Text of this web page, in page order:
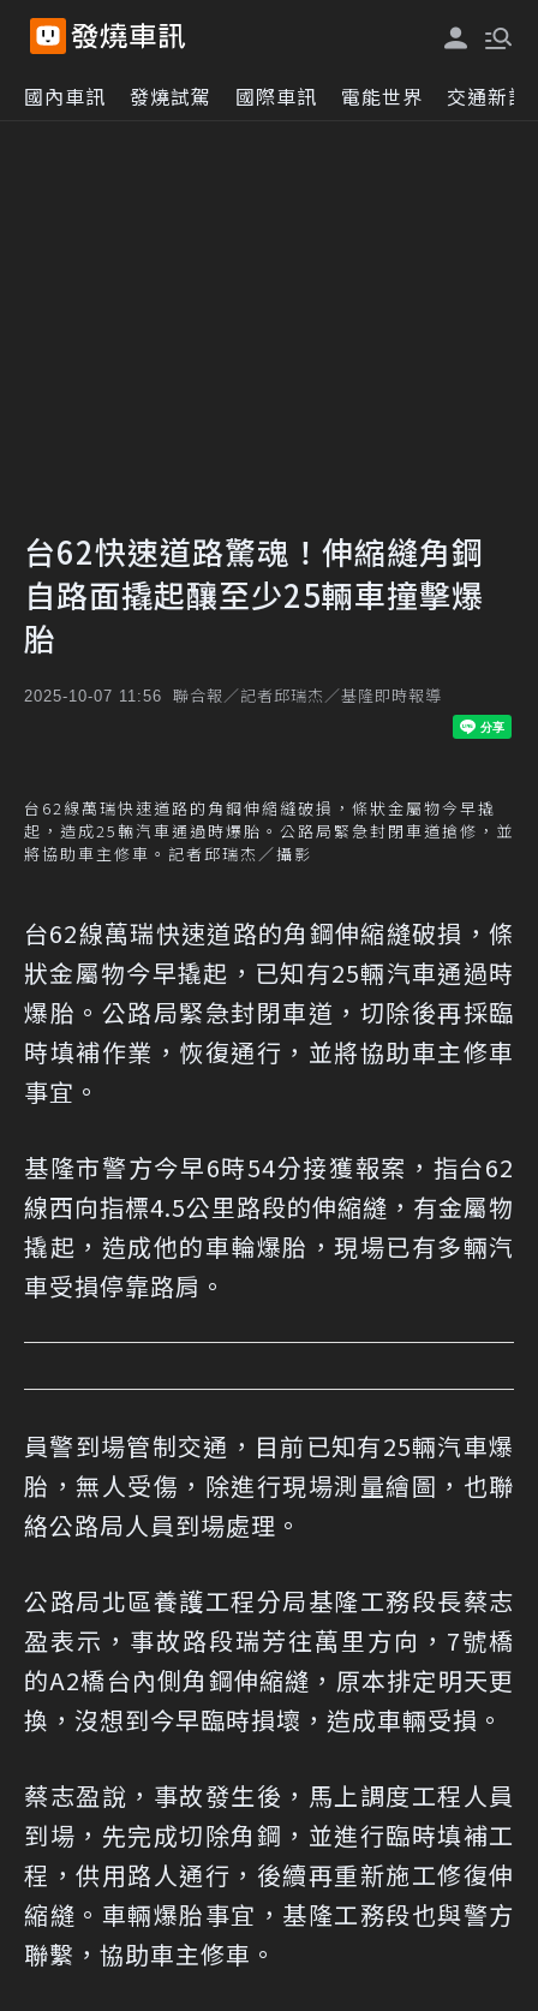
國內車訊 發燒試駕 國際車訊 電能世界 交通新訊
台62快速道路驚魂！伸縮縫角鋼
自路面撬起釀至少25輛車撞擊爆
胎
2025-10-07 11:56 聯合報／記者邱瑞杰／基隆即時報導
台62線萬瑞快速道路的角鋼伸縮縫破損，條狀金屬物今早撬
起，造成25輛汽車通過時爆胎。公路局緊急封閉車道搶修，並
將協助車主修車。記者邱瑞杰／攝影
台62線萬瑞快速道路的角鋼伸縮縫破損，條
狀金屬物今早撬起，已知有25輛汽車通過時
爆胎。公路局緊急封閉車道，切除後再採臨
時填補作業，恢復通行，並將協助車主修車
事宜。
基隆市警方今早6時54分接獲報案，指台62
線西向指標4.5公里路段的伸縮縫，有金屬物
撬起，造成他的車輪爆胎，現場已有多輛汽
車受損停靠路肩。
員警到場管制交通，目前已知有25輛汽車爆
胎，無人受傷，除進行現場測量繪圖，也聯
絡公路局人員到場處理。
公路局北區養護工程分局基隆工務段長蔡志
盈表示，事故路段瑞芳往萬里方向，7號橋
的A2橋台內側角鋼伸縮縫，原本排定明天更
換，沒想到今早臨時損壞，造成車輛受損。
蔡志盈說，事故發生後，馬上調度工程人員
到場，先完成切除角鋼，並進行臨時填補工
程，供用路人通行，後續再重新施工修復伸
縮縫。車輛爆胎事宜，基隆工務段也與警方
聯繫，協助車主修車。